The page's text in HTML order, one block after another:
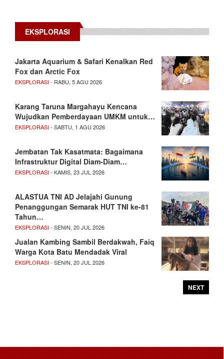
EKSPLORASI
Jakarta Aquarium & Safari Kenalkan Red
Fox dan Arctic Fox
EKSPLORASI- RABU, 5 AGU 2026
Karang Taruna Margahayu Kencana
Wujudkan Pemberdayaan UMKM untuk…
EKSPLORASI- SABTU, 1 AGU 2026
Jembatan Tak Kasatmata: Bagaimana
Infrastruktur Digital Diam-Diam…
EKSPLORASI- KAMIS, 23 JUL 2026
ALASTUA TNI AD Jelajahi Gunung
Penanggungan Semarak HUT TNI ke-81
Tahun…
EKSPLORASI- SENIN, 20 JUL 2026
Jualan Kambing Sambil Berdakwah, Faiq
Warga Kota Batu Mendadak Viral
EKSPLORASI- SENIN, 20 JUL 2026
NEXT